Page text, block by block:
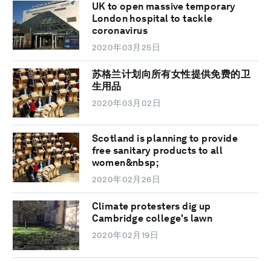
UK to open massive temporary
London hospital to tackle
coronavirus
2020年03月25日
苏格兰计划向所有女性提供免费的卫
生用品
2020年03月02日
Scotland is planning to provide
free sanitary products to all
women&nbsp;
2020年02月26日
Climate protesters dig up
Cambridge college's lawn
2020年02月19日